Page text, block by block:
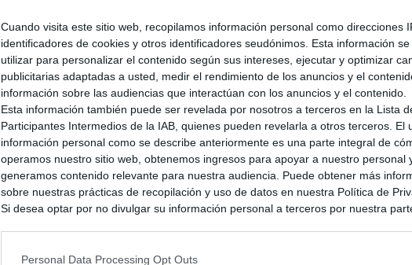
Cuando visita este sitio web, recopilamos información personal como direcciones
identificadores de cookies y otros identificadores seudónimos. Esta información
utilizar para personalizar el contenido según sus intereses, ejecutar y optimizar
publicitarias adaptadas a usted, medir el rendimiento de los anuncios y el
información sobre las audiencias que interactúan con los anuncios y el contenido.
Esta información también puede ser revelada por nosotros a terceros en la Lista
Participantes Intermedios de la IAB, quienes pueden revelarla a otros terceros. El
información personal como se describe anteriormente es una parte integral de
operamos nuestro sitio web, obtenemos ingresos para apoyar a nuestro personal
generamos contenido relevante para nuestra audiencia. Puede obtener más
sobre nuestras prácticas de recopilación y uso de datos en nuestra Política de
Si desea optar por no divulgar su información personal a terceros por nuestra
intereses basados en la información personal utilizada por nosotros o en
Personal Data Processing Opt Outs